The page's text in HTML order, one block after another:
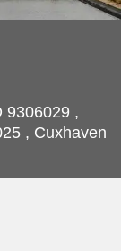
9306029 ,
, Cuxhaven